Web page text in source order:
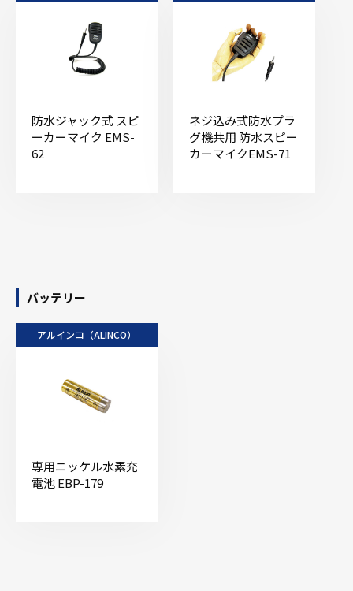
防水ジャック式 スピ
ーカーマイク EMS-
62
ネジ込み式防水プラ
グ機共用 防水スピー
カーマイクEMS-71
バッテリー
アルインコ（ALINCO）
専用ニッケル水素充
電池 EBP-179